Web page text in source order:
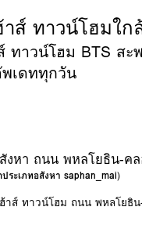
าส์ ทาวน์โฮมใ
ทาวน์โฮม BTS ส
เดททุกวัน
งหา ถนน พหลโยธิน-ค
ระเภทอสังหา saphan_mai)
าส์ ทาวน์โฮม ถนน พหลโยธิ